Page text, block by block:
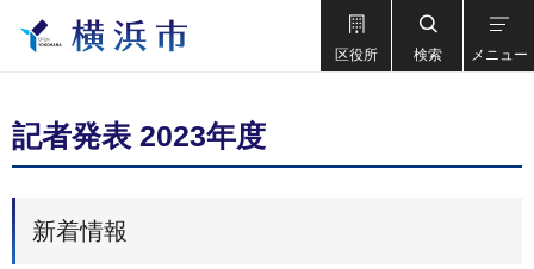
区役所 検索 メニュー
記者発表 2023年度
新着情報